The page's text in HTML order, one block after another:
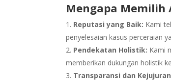
Mengapa Memilih
Reputasi yang Baik: Kami
penyelesaian kasus perceraian
Pendekatan Holistik: Kami
memberikan dukungan holistik
Transparansi dan